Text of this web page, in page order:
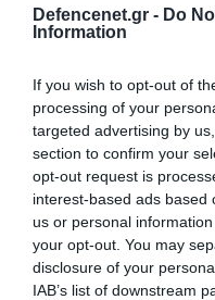
Defencenet.gr - Do
Information
If you wish to opt-out of
processing of your
targeted advertising by
section to confirm your
opt-out request is
interest-based ads based
us or personal
your opt-out. You may
disclosure of your
IAB’s list of downstream